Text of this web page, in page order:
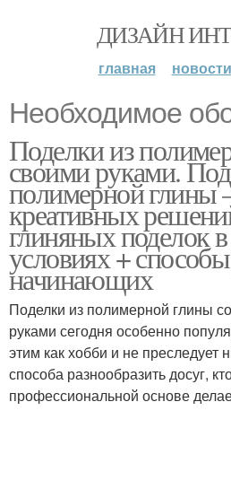
ДИЗАЙН
главная новости
Необходимое
Поделки из
своими руками.
полимерной
креативных
глиняных поделок
условиях +
начинающих
Поделки из полимерной глины
руками сегодня особенно
этим как хобби и не преследует
способа разнообразить досуг,
профессиональной основе